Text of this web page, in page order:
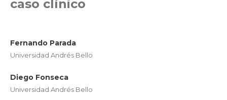
caso clínico
Fernando Parada
Universidad Andrés Bello
Diego Fonseca
Universidad Andrés Bello